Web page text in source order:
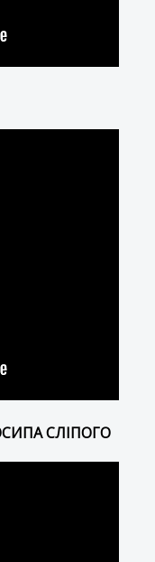
СЛІПОГО